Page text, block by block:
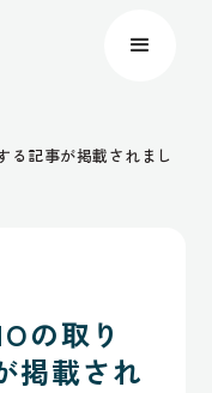
る記事が掲載されまし
の取り
掲載され